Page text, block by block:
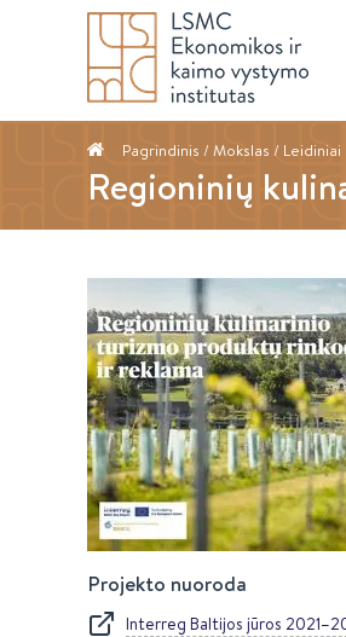
Pagrindinis / Mokslas / Leidiniai
Regioninių
Projekto nuoroda
Interreg Baltijos jūros